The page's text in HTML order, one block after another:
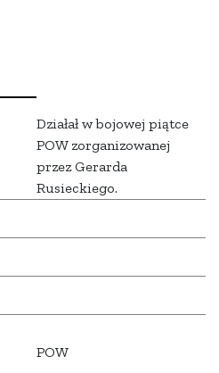
Działał w bojowej piątce
POW zorganizowanej
przez Gerarda
Rusieckiego.
POW